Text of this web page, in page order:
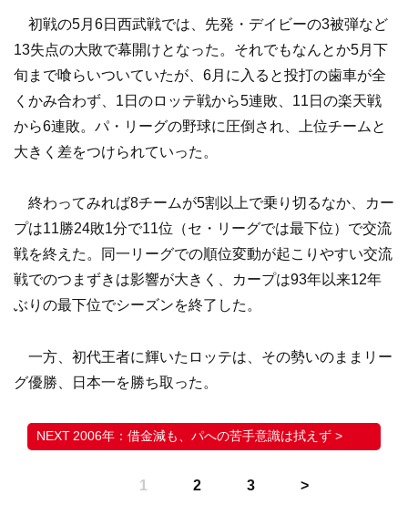
初戦の5月6日西武戦では、先発・デイビーの3被弾など
13失点の大敗で幕開けとなった。それでもなんとか5月下
旬まで喰らいついていたが、6月に入ると投打の歯車が全
くかみ合わず、1日のロッテ戦から5連敗、11日の楽天戦
から6連敗。パ・リーグの野球に圧倒され、上位チームと
大きく差をつけられていった。
終わってみれば8チームが5割以上で乗り切るなか、カー
プは11勝24敗1分で11位（セ・リーグでは最下位）で交流
戦を終えた。同一リーグでの順位変動が起こりやすい交流
戦でのつまずきは影響が大きく、カープは93年以来12年
ぶりの最下位でシーズンを終了した。
一方、初代王者に輝いたロッテは、その勢いのままリー
グ優勝、日本一を勝ち取った。
2006年：借金減も、パへの苦手意識は拭えず >
1 2 3